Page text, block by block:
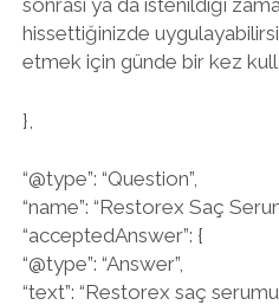
sonrası ya da istenildiği
hissettiğinizde
etmek için günde bir kez
},
“@type”: “Question”,
“name”: “Restorex Saç
“acceptedAnswer”: {
“@type”: “Answer”,
“text”: “Restorex saç